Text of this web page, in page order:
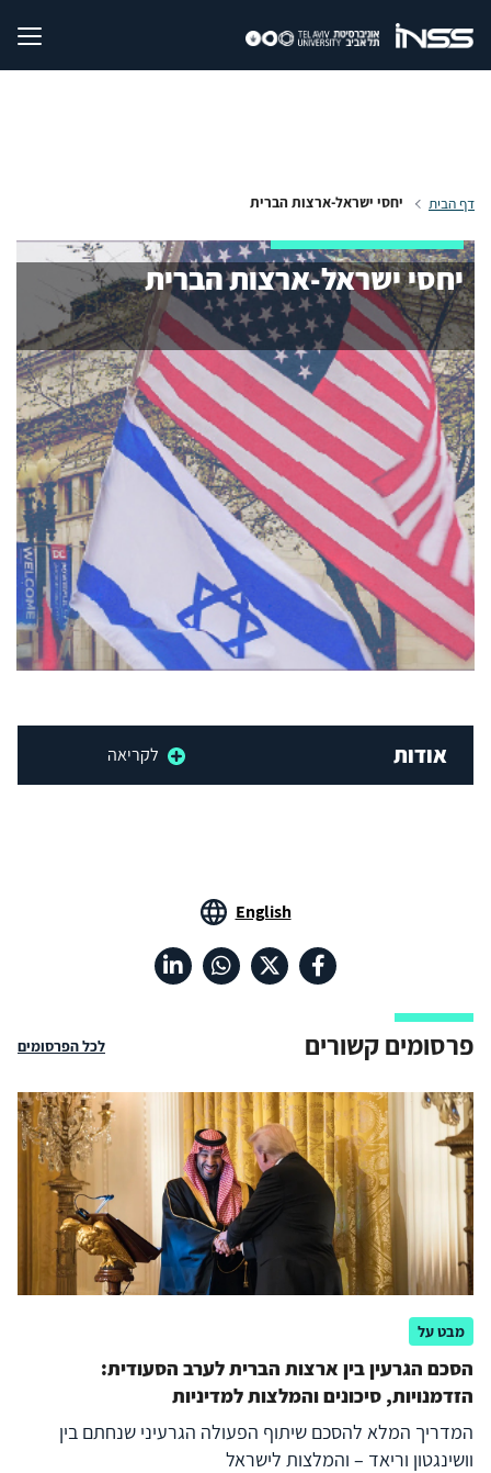
דף הבית יחסי ישראל-ארצות הברית
יחסי ישראל-ארצות הברית
אודות לקריאה
English
פרסומים קשורים לכל הפרסומים
מבט על
הסכם הגרעין בין ארצות הברית לערב הסעודית:
הזדמנויות, סיכונים והמלצות למדיניות
המדריך המלא להסכם שיתוף הפעולה הגרעיני שנחתם בין
וושינגטון וריאד – והמלצות לישראל